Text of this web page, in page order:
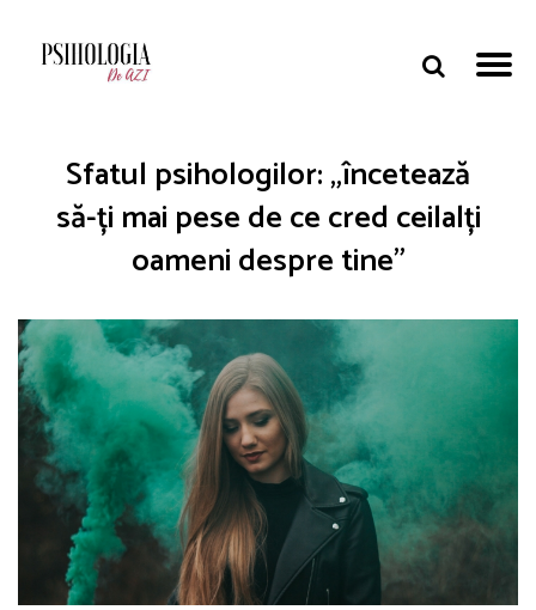
Sfatul psihologilor: „încetează
să-ți mai pese de ce cred ceilalți
oameni despre tine”